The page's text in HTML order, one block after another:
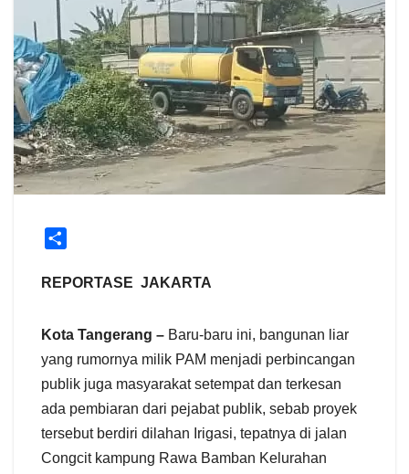
a
REPORTASE JAKARTA
Kota Tangerang – Baru-baru ini, bangunan liar
yang rumornya milik PAM menjadi perbincangan
publik juga masyarakat setempat dan terkesan
ada pembiaran dari pejabat publik, sebab proyek
tersebut berdiri dilahan Irigasi, tepatnya di jalan
Congcit kampung Rawa Bamban Kelurahan